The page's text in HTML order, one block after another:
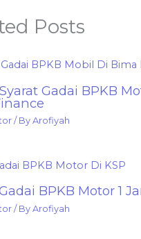
Posts
Gadai BPKB
/ ByArofiyah
BPKB Motor 1
/ ByArofiyah